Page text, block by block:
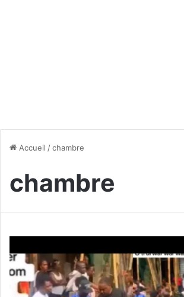
Accueil /chambre
chambre